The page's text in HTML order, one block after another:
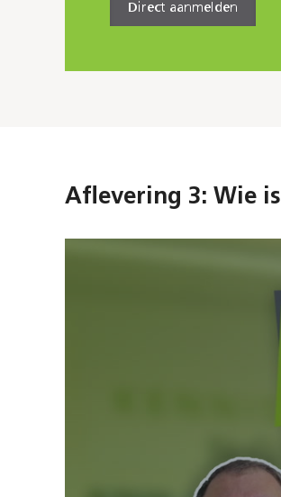
Direct aanmelden
Aflevering 3: Wie